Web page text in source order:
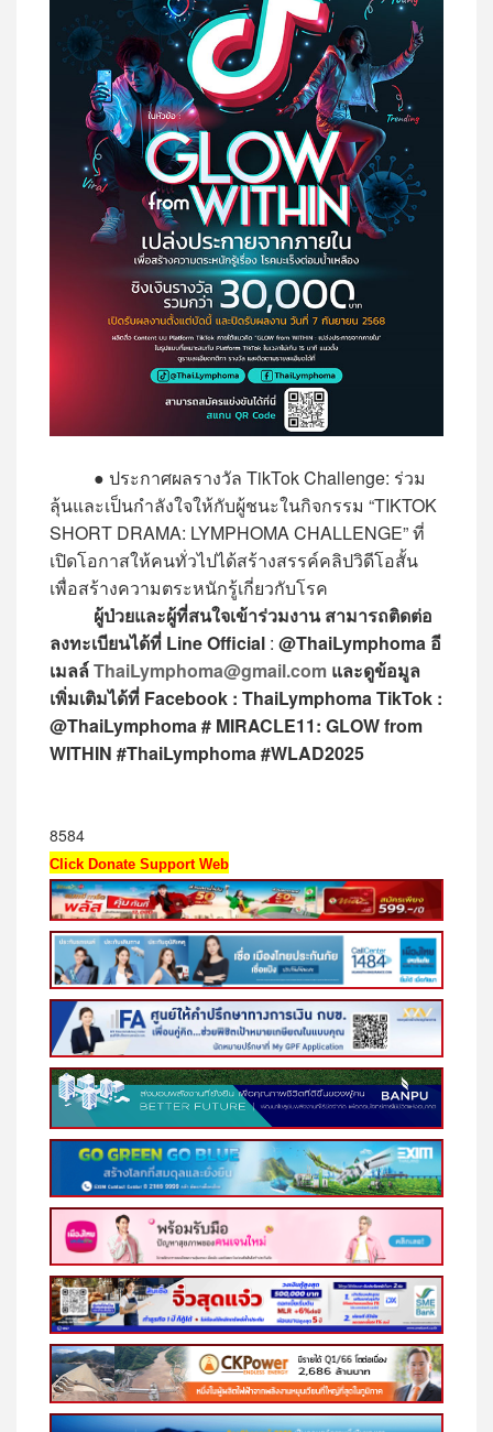
● ประกาศผลรางวัล TikTok Challenge: ร่วม
ลุ้นและเป็นกำลังใจให้กับผู้ชนะในกิจกรรม “TIKTOK
SHORT DRAMA: LYMPHOMA CHALLENGE” ที่
เปิดโอกาสให้คนทั่วไปได้สร้างสรรค์คลิปวิดีโอสั้น
เพื่อสร้างความตระหนักรู้เกี่ยวกับโรค
ผู้ป่วยและผู้ที่สนใจเข้าร่วมงาน สามารถติดต่อ
ลงทะเบียนได้ที่ Line Official : @ThaiLymphoma อี
เมลล์ThaiLymphoma@gmail.com และดูข้อมูล
เพิ่มเติมได้ที่ Facebook : ThaiLymphoma TikTok :
@ThaiLymphoma # MIRACLE11: GLOW from
WITHIN #ThaiLymphoma #WLAD2025
8584
Click Donate Support Web